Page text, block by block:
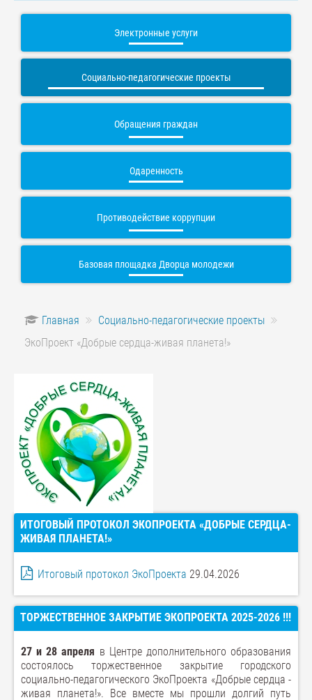
Электронные услуги
Социально-педагогические проекты
Обращения граждан
Одаренность
Противодействие коррупции
Базовая площадка Дворца молодежи
Главная
Социально-педагогические проекты
ЭкоПроект «Добрые сердца-живая планета!»
ИТОГОВЫЙ ПРОТОКОЛ ЭКОПРОЕКТА «ДОБРЫЕ СЕРДЦА-
ЖИВАЯ ПЛАНЕТА!»
Итоговый протокол ЭкоПроекта 29.04.2026
ТОРЖЕСТВЕННОЕ ЗАКРЫТИЕ ЭКОПРОЕКТА 2025-2026 !!!
27 и 28 апреля в Центре дополнительного образования
состоялось торжественное закрытие городского
социально-педагогического ЭкоПроекта «Добрые сердца -
живая планета!». Все вместе мы прошли долгий путь